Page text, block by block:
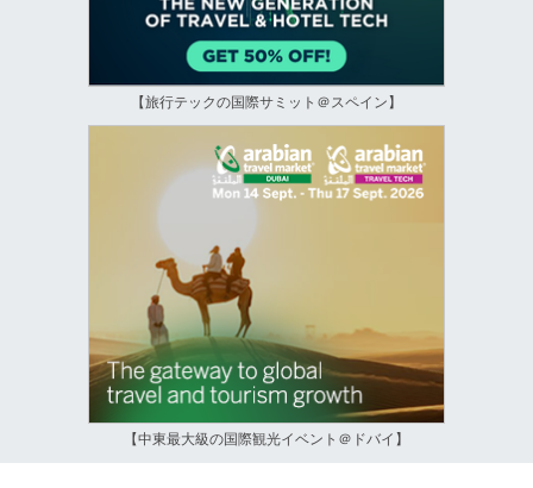
【旅行テックの国際サミット＠スペイン】
【中東最大級の国際観光イベント＠ドバイ】